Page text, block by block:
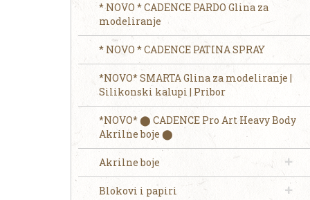
* NOVO * CADENCE PARDO Glina za
modeliranje
* NOVO * CADENCE PATINA SPRAY
*NOVO* SMARTA Glina za modeliranje |
Silikonski kalupi | Pribor
*NOVO* ⬤ CADENCE Pro Art Heavy Body
Akrilne boje ⬤
Akrilne boje
Blokovi i papiri